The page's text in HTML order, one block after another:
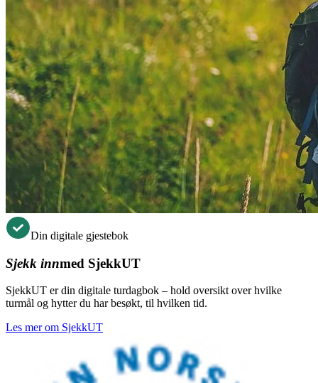
Din digitale gjestebok
Sjekk innmed SjekkUT
SjekkUT er din digitale turdagbok – hold oversikt over hvilke
turmål og hytter du har besøkt, til hvilken tid.
Les mer om SjekkUT